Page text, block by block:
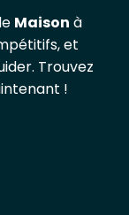
Maison à
et
Trouvez
!